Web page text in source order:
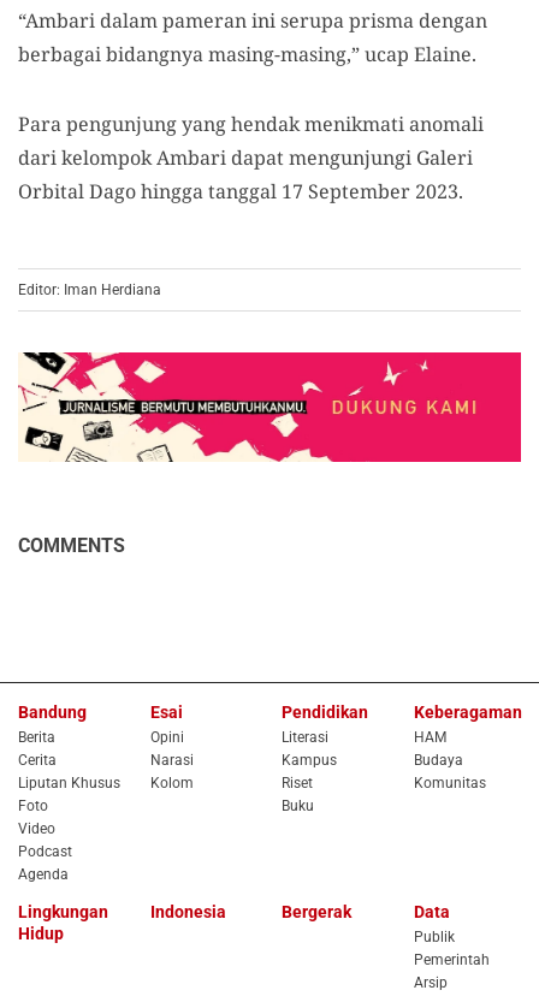
“Ambari dalam pameran ini serupa prisma dengan
berbagai bidangnya masing-masing,” ucap Elaine.
Para pengunjung yang hendak menikmati anomali
dari kelompok Ambari dapat mengunjungi Galeri
Orbital Dago hingga tanggal 17 September 2023.
Editor: Iman Herdiana
COMMENTS
Bandung
Berita
Cerita
Liputan Khusus
Foto
Video
Podcast
Agenda
Esai
Opini
Narasi
Kolom
Pendidikan
Literasi
Kampus
Riset
Buku
Keberagaman
HAM
Budaya
Komunitas
Lingkungan
Hidup
Indonesia Bergerak Data
Publik
Pemerintah
Arsip